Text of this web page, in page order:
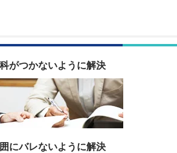
がつかないように解決
にバレないように解決